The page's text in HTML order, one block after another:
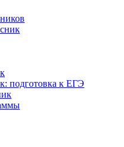
подготовка к ЕГЭ